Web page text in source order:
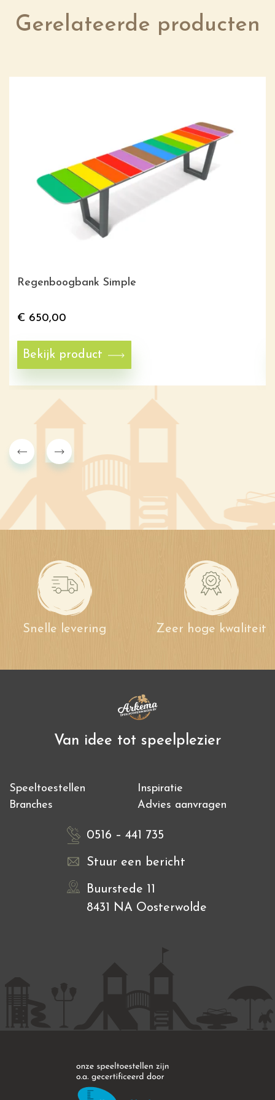
Gerelateerde producten
Regenboogbank Simple
€ 650,00
Bekijk product
Snelle levering Zeer hoge kwaliteit
Van idee tot speelplezier
Speeltoestellen
Inspiratie
Branches
Advies aanvragen
0516 – 441 735
Stuur een bericht
Buurstede 11
8431 NA Oosterwolde